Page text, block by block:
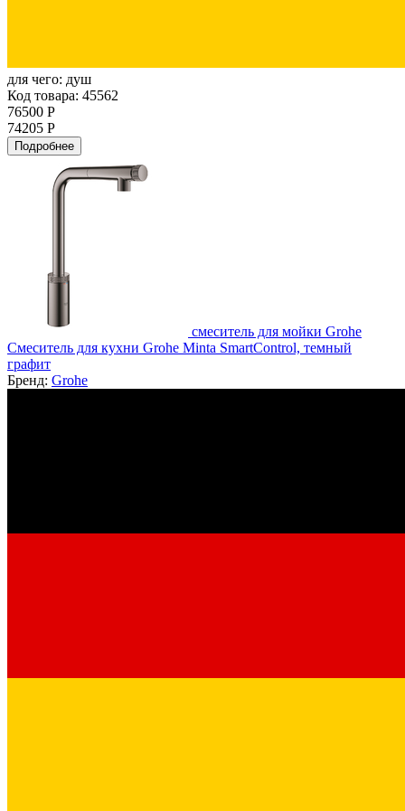
для чего: душ
Код товара: 45562
76500 Р
74205 Р
Подробнее
смеситель для мойки Grohe
Смеситель для кухни Grohe Minta SmartControl, темный
графит
Бренд: Grohe